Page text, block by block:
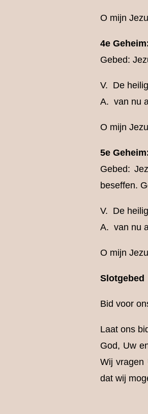
O mijn
4e
Gebed:
V. De
A. van nu
O mijn
5e
Gebed:
beseffen.
V. De
A. van nu
O mijn
Slotgebed
Bid voor
Laat ons
God, Uw
Wij vragen
dat wij